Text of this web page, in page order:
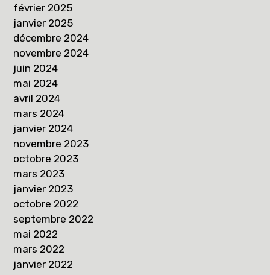
février 2025
janvier 2025
décembre 2024
novembre 2024
juin 2024
mai 2024
avril 2024
mars 2024
janvier 2024
novembre 2023
octobre 2023
mars 2023
janvier 2023
octobre 2022
septembre 2022
mai 2022
mars 2022
janvier 2022